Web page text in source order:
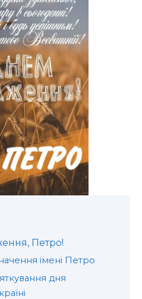
Петро!
імені Петро
дня